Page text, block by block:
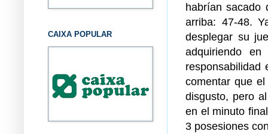
habrían sacado
arriba: 47-48.
desplegar su
adquiriendo
responsabilidad
comentar que
disgusto, pero
en el minuto
3 posesiones
CAIXA POPULAR